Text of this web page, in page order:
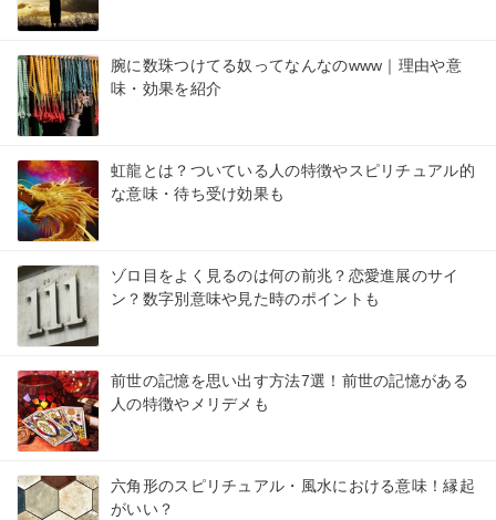
腕に数珠つけてる奴ってなんなのwww｜理由や意
味・効果を紹介
虹龍とは？ついている人の特徴やスピリチュアル的
な意味・待ち受け効果も
ゾロ目をよく見るのは何の前兆？恋愛進展のサイ
ン？数字別意味や見た時のポイントも
前世の記憶を思い出す方法7選！前世の記憶がある
人の特徴やメリデメも
六角形のスピリチュアル・風水における意味！縁起
がいい？